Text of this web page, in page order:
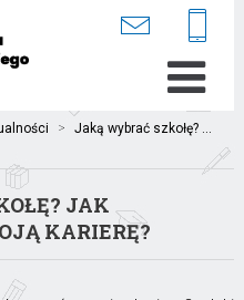
> Jaką wybrać szkołę? ...
JAK
KARIERĘ?